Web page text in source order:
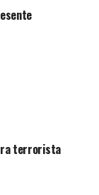
terrorista